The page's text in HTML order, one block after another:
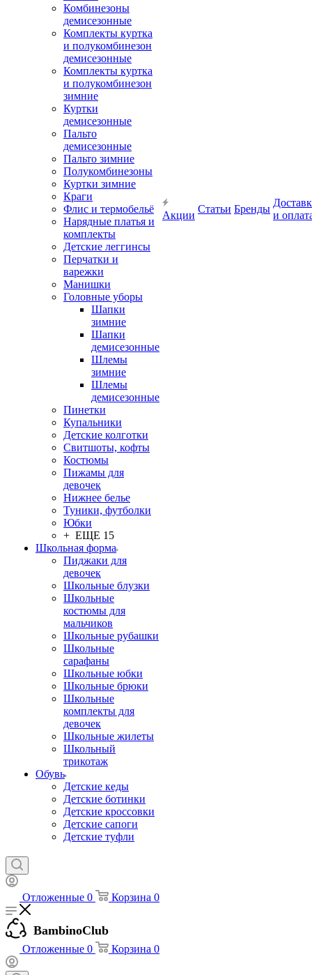
Комбинезоны
демисезонные
Комплекты куртка
и полукомбинезон
демисезонные
Комплекты куртка
и полукомбинезон
зимние
Куртки
демисезонные
Пальто
демисезонные
Пальто зимние
Полукомбинезоны
Куртки зимние
Краги
Флис и термобельё
Нарядные платья и
комплекты
Детские леггинсы
Перчатки и
варежки
Манишки
Головные уборы
Шапки
зимние
Шапки
демисезонные
Шлемы
зимние
Шлемы
демисезонные
Пинетки
Купальники
Детские колготки
Свитшоты, кофты
Костюмы
Пижамы для
девочек
Нижнее белье
Туники, футболки
Юбки
+ ЕЩЕ 15
Школьная форма
Пиджаки для
девочек
Школьные блузки
Школьные
костюмы для
мальчиков
Школьные рубашки
Школьные
сарафаны
Школьные юбки
Школьные брюки
Школьные
комплекты для
девочек
Школьные жилеты
Школьный
трикотаж
Обувь
Детские кеды
Детские ботинки
Детские кроссовки
Детские сапоги
Детские туфли
Акции
Статьи Бренды
и
Отложенные 0 Корзина 0
BambinoClub
Отложенные 0 Корзина 0